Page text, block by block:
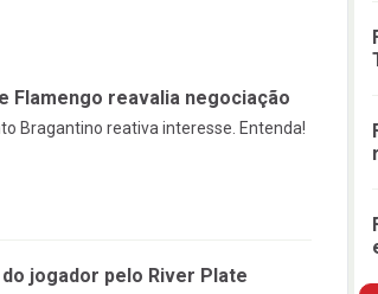
Flamengo reavalia negociação
Bragantino reativa interesse. Entenda!
jogador pelo River Plate